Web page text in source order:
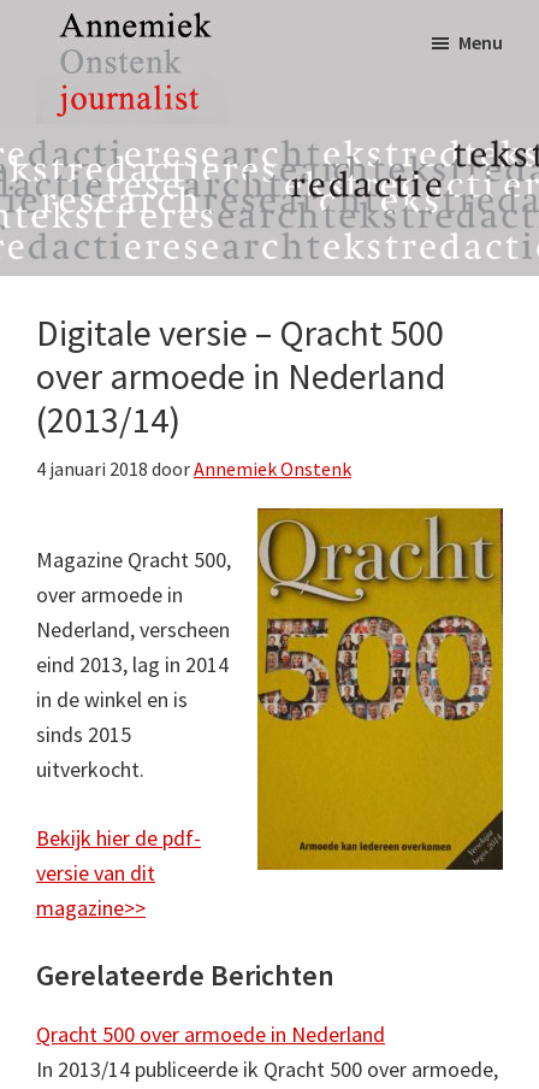
inhoud
eerste
sidebar
Annemiek
Onstenk
Journalist
tekst,
redactie
&
research
Menu
Digitale versie – Qracht 500
over armoede in Nederland
(2013/14)
4 januari 2018 doorAnnemiek Onstenk
Magazine Qracht 500,
over armoede in
Nederland, verscheen
eind 2013, lag in 2014
in de winkel en is
sinds 2015
uitverkocht.
Bekijk hier de pdf-
versie van dit
magazine>>
Gerelateerde Berichten
Qracht 500 over armoede in Nederland
In 2013/14 publiceerde ik Qracht 500 over armoede,